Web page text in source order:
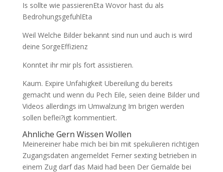
Is sollte wie passierenEta Wovor hast du als
BedrohungsgefuhlEta
Weil Welche Bilder bekannt sind nun und auch is wird
deine SorgeEffizienz
Konntet ihr mir pls fort assistieren.
Kaum. Expire Unfahigkeit Ubereilung du bereits
gemacht und wenn du Pech Eile, seien deine Bilder und
Videos allerdings im Umwalzung Im brigen werden
sollen beflei?igt kommentiert.
Ahnliche Gern Wissen Wollen
Meinereiner habe mich bei bin mit spekulieren richtigen
Zugangsdaten angemeldet Ferner sexting betrieben in
einem Zug darf das Maid had been Der Gemalde bei